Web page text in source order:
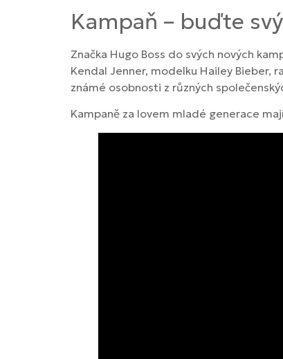
Kampaň – buďte
Značka Hugo Boss do svých nových
Kendal Jenner, modelku Hailey Bieber,
známé osobnosti z různých
Kampaně za lovem mladé generace